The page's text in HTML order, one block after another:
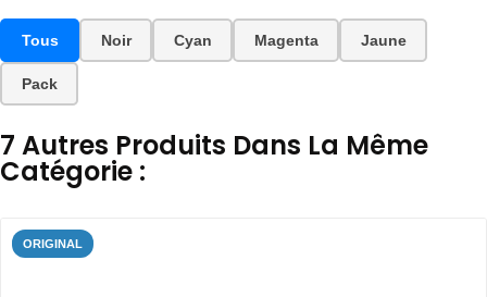
Tous Noir Cyan Magenta Jaune
Pack
7 Autres Produits Dans La Même
Catégorie :
ORIGINAL